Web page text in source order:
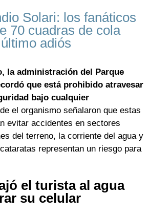
Solari: los fanáticos
70 cuadras de cola
adiós
la administración del Parque
que está prohibido atravesar
bajo cualquier
el organismo señalaron que estas
evitar accidentes en sectores
del terreno, la corriente del agua y
representan un riesgo para
el turista al agua
su celular